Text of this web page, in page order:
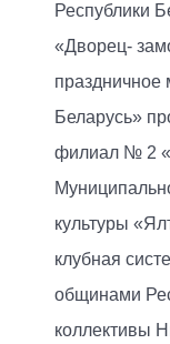
Республики
«Дворец-
Беларусь»
филиал № 2
культуры
клубная
общинами
коллективы